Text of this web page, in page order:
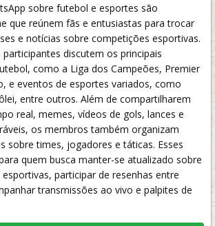
sobre futebol e esportes são
que reúnem fãs e entusiastas para trocar
e notícias sobre competições esportivas.
discutem os principais
como a Liga dos Campeões, Premier
e eventos de esportes variados, como
entre outros. Além de compartilharem
real, memes, vídeos de gols, lances e
os membros também organizam
sobre times, jogadores e táticas. Esses
quem busca manter-se atualizado sobre
participar de resenhas entre
transmissões ao vivo e palpites de